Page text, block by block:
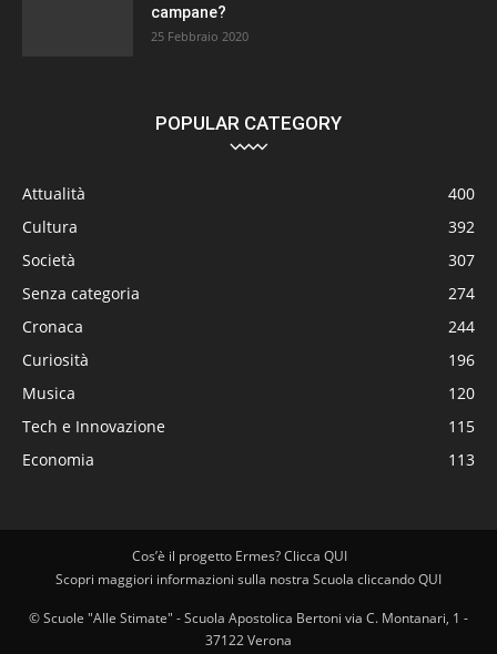
campane?
25 Febbraio 2020
POPULAR CATEGORY
Attualità
400
Cultura
392
Società
307
Senza categoria
274
Cronaca
244
Curiosità
196
Musica
120
Tech e Innovazione
115
Economia
113
Cos’è il progetto Ermes? Clicca QUI
Scopri maggiori informazioni sulla nostra Scuola cliccando QUI
© Scuole "Alle Stimate" - Scuola Apostolica Bertoni via C. Montanari, 1 -
37122 Verona